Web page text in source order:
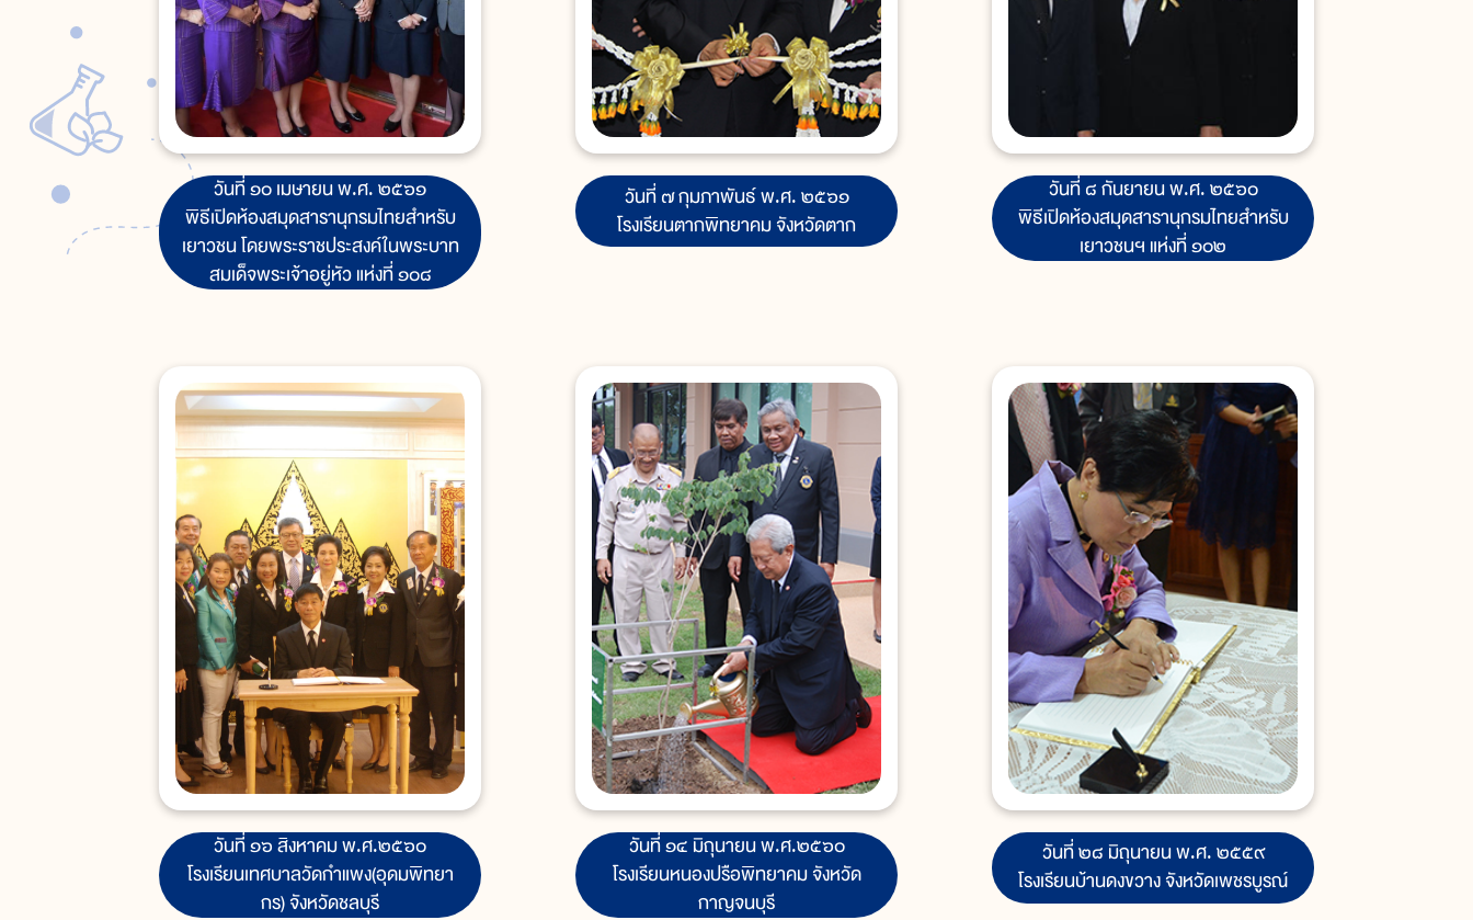
วันที่ ๑๐ เมษายน พ.ศ. ๒๕๖๑
พิธีเปิดห้องสมุดสารานุกรมไทยสำหรับ
เยาวชน โดยพระราชประสงค์ในพระบาท
สมเด็จพระเจ้าอยู่หัว แห่งที่ ๑๐๘
วันที่ ๗ กุมภาพันธ์ พ.ศ. ๒๕๖๑
โรงเรียนตากพิทยาคม จังหวัดตาก
วันที่ ๘ กันยายน พ.ศ. ๒๕๖๐
พิธีเปิดห้องสมุดสารานุกรมไทยสำหรับ
เยาวชนฯ แห่งที่ ๑๐๒
วันที่ ๑๖ สิงหาคม พ.ศ.๒๕๖๐
โรงเรียนเทศบาลวัดกำแพง(อุดมพิทยา
กร) จังหวัดชลบุรี
วันที่ ๑๔ มิถุนายน พ.ศ.๒๕๖๐
โรงเรียนหนองปรือพิทยาคม จังหวัด
กาญจนบุรี
วันที่ ๒๘ มิถุนายน พ.ศ. ๒๕๕๙
โรงเรียนบ้านดงขวาง จังหวัดเพชรบูรณ์